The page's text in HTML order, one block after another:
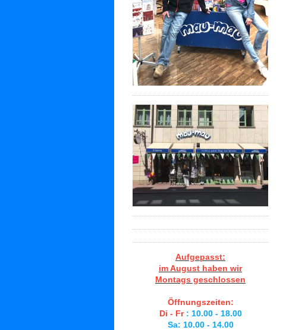
Aufgepasst:
im August haben wir
Montags geschlossen
Öffnungszeiten:
Di - Fr : 10.00 - 18.00
Sa: 10.00 - 14.00